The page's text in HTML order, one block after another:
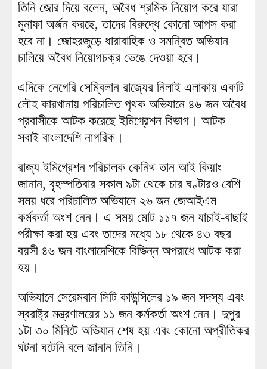
তিনি জোর দিয়ে বলেন, অবৈধ শ্রমিক নিয়োগ করে যারা
মুনাফা অর্জন করছে, তাদের বিরুদ্ধে কোনো আপস করা
হবে না। জোহরজুড়ে ধারাবাহিক ও সমন্বিত অভিযান
চালিয়ে অবৈধ নিয়োগচক্র ভেঙে দেওয়া হবে।
এদিকে নেগেরি সেম্বিলান রাজ্যের নিলাই এলাকায় একটি
লৌহ কারখানায় পরিচালিত পৃথক অভিযানে ৪৬ জন অবৈধ
প্রবাসীকে আটক করেছে ইমিগ্রেশন বিভাগ। আটক
সবাই বাংলাদেশি নাগরিক।
রাজ্য ইমিগ্রেশন পরিচালক কেনিথ তান আই কিয়াং
জানান, বৃহস্পতিবার সকাল ৯টা থেকে চার ঘণ্টারও বেশি
সময় ধরে পরিচালিত অভিযানে ২৬ জন জেআইএম
কর্মকর্তা অংশ নেন। এ সময় মোট ১১৭ জন যাচাই-বাছাই
পরীক্ষা করা হয় এবং তাদের মধ্যে ১৮ থেকে ৪৩ বছর
বয়সী ৪৬ জন বাংলাদেশিকে বিভিন্ন অপরাধে আটক করা
হয়।
অভিযানে সেরেমবান সিটি কাউন্সিলের ১৯ জন সদস্য এবং
স্বরাষ্ট্র মন্ত্রণালয়ের ১১ জন কর্মকর্তা অংশ নেন। দুপুর
১টা ৩০ মিনিটে অভিযান শেষ হয় এবং কোনো অপ্রীতিকর
ঘটনা ঘটেনি বলে জানান তিনি।